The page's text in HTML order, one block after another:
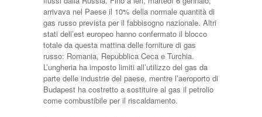
arrivava nel Paese il 10% della normale quantità di
gas russo prevista per il fabbisogno nazionale. Altri
stati dell’est europeo hanno confermato il blocco
totale da questa mattina delle forniture di gas
russo: Romania, Repubblica Ceca e Turchia.
L’ungheria ha imposto limiti all’utilizzo del gas da
parte delle industrie del paese, mentre l’aeroporto di
Budapest ha costretto a sostituire al gas il petrolio
come combustibile per il riscaldamento.